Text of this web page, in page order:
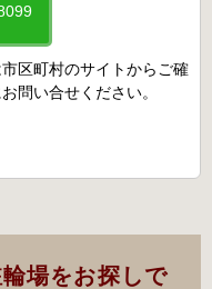
区町村のサイトからご確
問い合せください。
場をお探しで